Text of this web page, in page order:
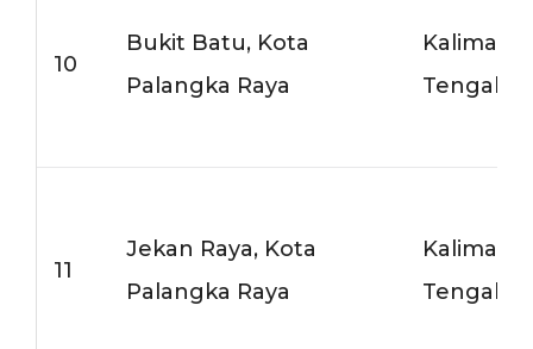
10
Bukit Batu, Kota
Palangka Raya
Tengah
11
Jekan Raya, Kota
Palangka Raya
Tengah